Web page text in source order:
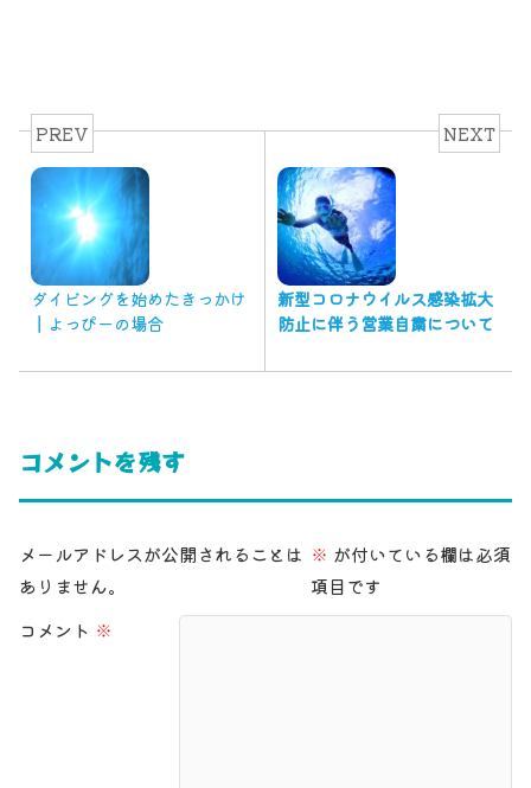
PREV
ダイビングを始めたきっかけ
┃よっぴーの場合
NEXT
新型コロナウイルス感染拡大
防止に伴う営業自粛について
コメントを残す
メールアドレスが公開されることは
ありません。
※ が付いている欄は必須
項目です
コメント ※